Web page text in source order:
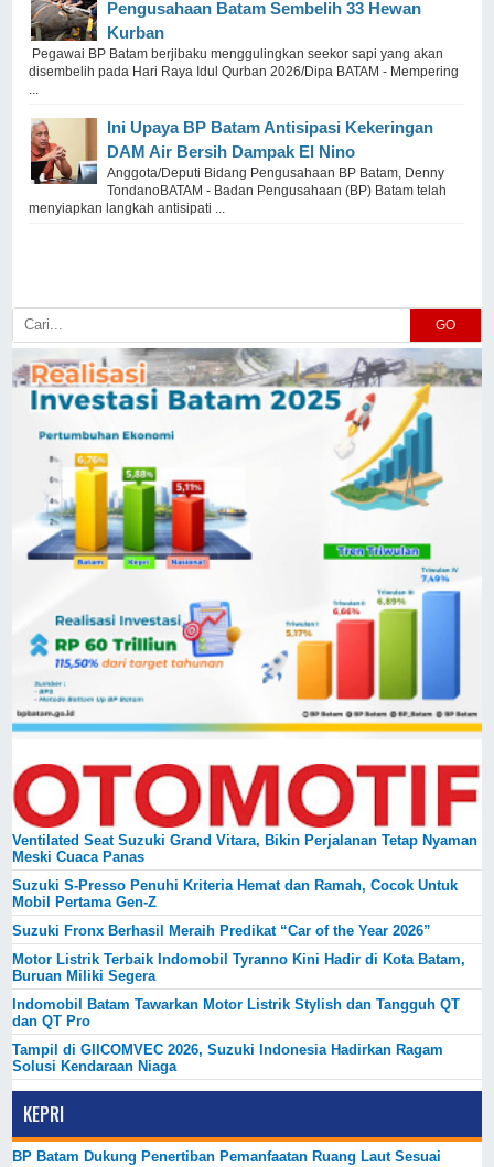
Pengusahaan Batam Sembelih 33 Hewan
Kurban
Pegawai BP Batam berjibaku menggulingkan seekor sapi yang akan
disembelih pada Hari Raya Idul Qurban 2026/Dipa BATAM - Mempering
...
Ini Upaya BP Batam Antisipasi Kekeringan
DAM Air Bersih Dampak El Nino
Anggota/Deputi Bidang Pengusahaan BP Batam, Denny
TondanoBATAM - Badan Pengusahaan (BP) Batam telah
menyiapkan langkah antisipati ...
GO
Ventilated Seat Suzuki Grand Vitara, Bikin Perjalanan Tetap Nyaman
Meski Cuaca Panas
Suzuki S-Presso Penuhi Kriteria Hemat dan Ramah, Cocok Untuk
Mobil Pertama Gen-Z
Suzuki Fronx Berhasil Meraih Predikat “Car of the Year 2026”
Motor Listrik Terbaik Indomobil Tyranno Kini Hadir di Kota Batam,
Buruan Miliki Segera
Indomobil Batam Tawarkan Motor Listrik Stylish dan Tangguh QT
dan QT Pro
Tampil di GIICOMVEC 2026, Suzuki Indonesia Hadirkan Ragam
Solusi Kendaraan Niaga
KEPRI
BP Batam Dukung Penertiban Pemanfaatan Ruang Laut Sesuai